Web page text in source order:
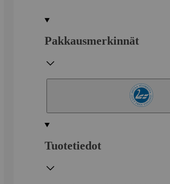
Pakkausmerkinnät
Tuotetiedot